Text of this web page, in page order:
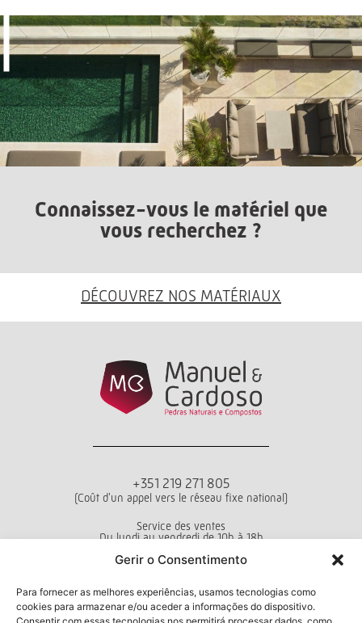
Gerir o Consentimento
Para fornecer as melhores experiências, usamos tecnologias como
cookies para armazenar e/ou aceder a informações do dispositivo.
Connaissez-vous le matériel que
vous recherchez ?
DÉCOUVREZ NOS MATÉRIAUX
+351 219 271 805
(Coût d'un appel vers le réseau fixe national)
Service des ventes
Du lundi au vendredi de 10h à 18h
Livro de Reclamações